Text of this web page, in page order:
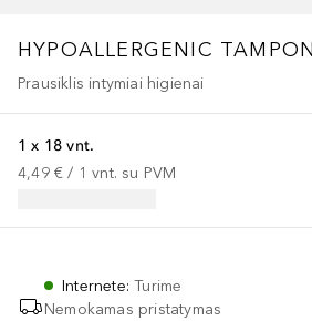
HYPOALLERGENIC
Prausiklis intymiai higienai
1 x 18 vnt.
4,49 € / 1 vnt. su PVM
Internete:Turime
Nemokamas pristatymas